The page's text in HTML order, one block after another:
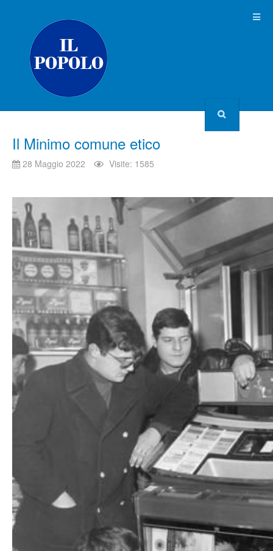
Il Minimo comune etico
28 Maggio 2022 Visite: 1585